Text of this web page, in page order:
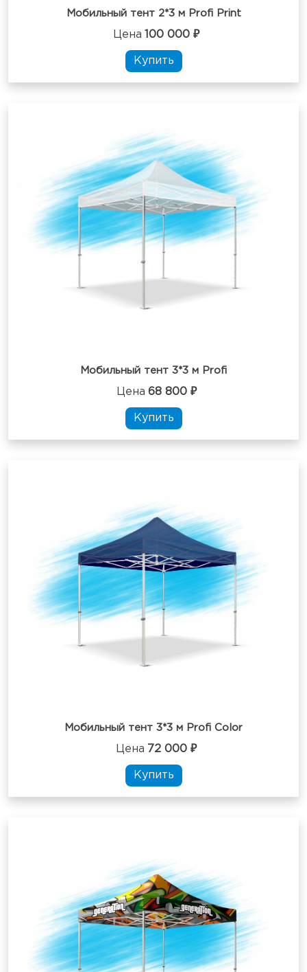
Мобильный тент 2*3 м Profi Print
Цена 100 000 ₽
Купить
Мобильный тент 3*3 м Profi
Цена 68 800 ₽
Купить
Мобильный тент 3*3 м Profi Color
Цена 72 000 ₽
Купить